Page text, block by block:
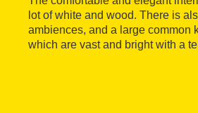
lot of white and wood. There is
ambiences, and a large common
which are vast and bright with a